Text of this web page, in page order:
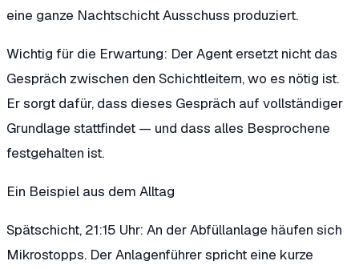
eine ganze Nachtschicht Ausschuss produziert.
Wichtig für die Erwartung: Der Agent ersetzt nicht das
Gespräch zwischen den Schichtleitern, wo es nötig ist.
Er sorgt dafür, dass dieses Gespräch auf vollständiger
Grundlage stattfindet — und dass alles Besprochene
festgehalten ist.
Ein Beispiel aus dem Alltag
Spätschicht, 21:15 Uhr: An der Abfüllanlage häufen sich
Mikrostopps. Der Anlagenführer spricht eine kurze